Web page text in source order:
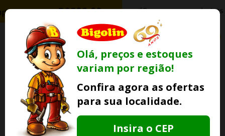
Informeseu CEP
Olá, preços e estoques
variam por região!
Confira agora as ofertas
para sua localidade.
Insira o CEP
Ofertas
Lojas Fisicas
Conta
Whatsapp